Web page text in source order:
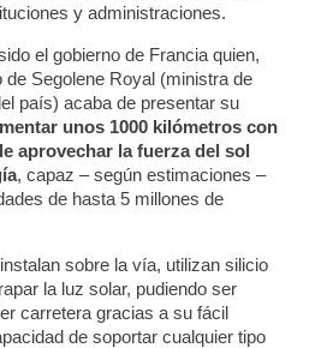
y administraciones.
el gobierno de Francia quien,
de Segolene Royal (ministra de
país) acaba de presentar su
unos 1000 kilómetros con
aprovechar la fuerza del sol
, capaz – según estimaciones –
de hasta 5 millones de
sobre la vía, utilizan silicio
la luz solar, pudiendo ser
carretera gracias a su fácil
de soportar cualquier tipo